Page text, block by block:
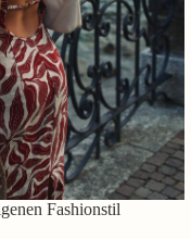
Fashionstil